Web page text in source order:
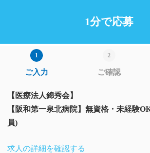
1分で応募
ご入力 ご確認
【医療法人錦秀会】
【阪和第一泉北病院】無資格・未経験
員)
求人の詳細を確認する